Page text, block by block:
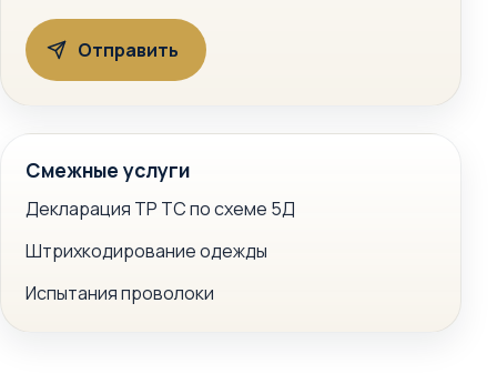
Смежные услуги
Декларация ТР ТС по схеме 5Д
Штрихкодирование одежды
Испытания проволоки